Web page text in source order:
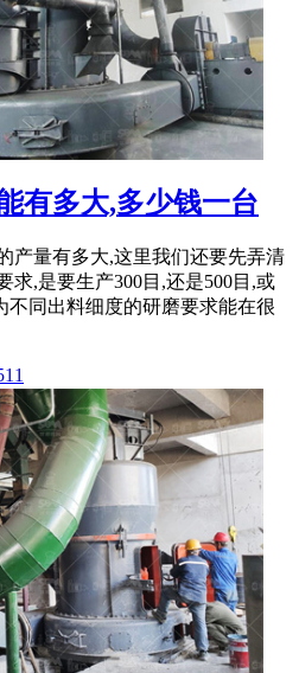
有多大,多少钱一台
产量有多大,这里我们还要先弄清
求,是要生产300目,还是500目,或
不同出料细度的研磨要求能在很